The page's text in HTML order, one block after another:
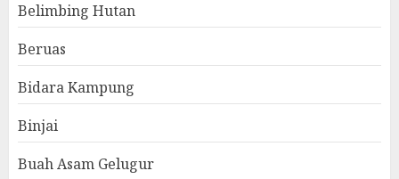
Belimbing Hutan
Beruas
Bidara Kampung
Binjai
Buah Asam Gelugur